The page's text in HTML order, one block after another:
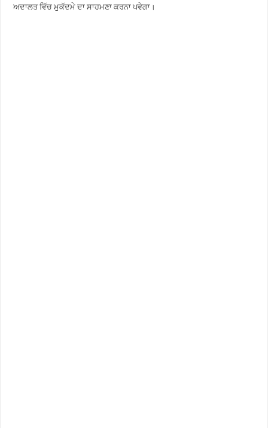
ਅਦਾਲਤ ਵਿੱਚ ਮੁਕੱਦਮੇ ਦਾ ਸਾਹਮਣਾ ਕਰਨਾ ਪਵੇਗਾ।